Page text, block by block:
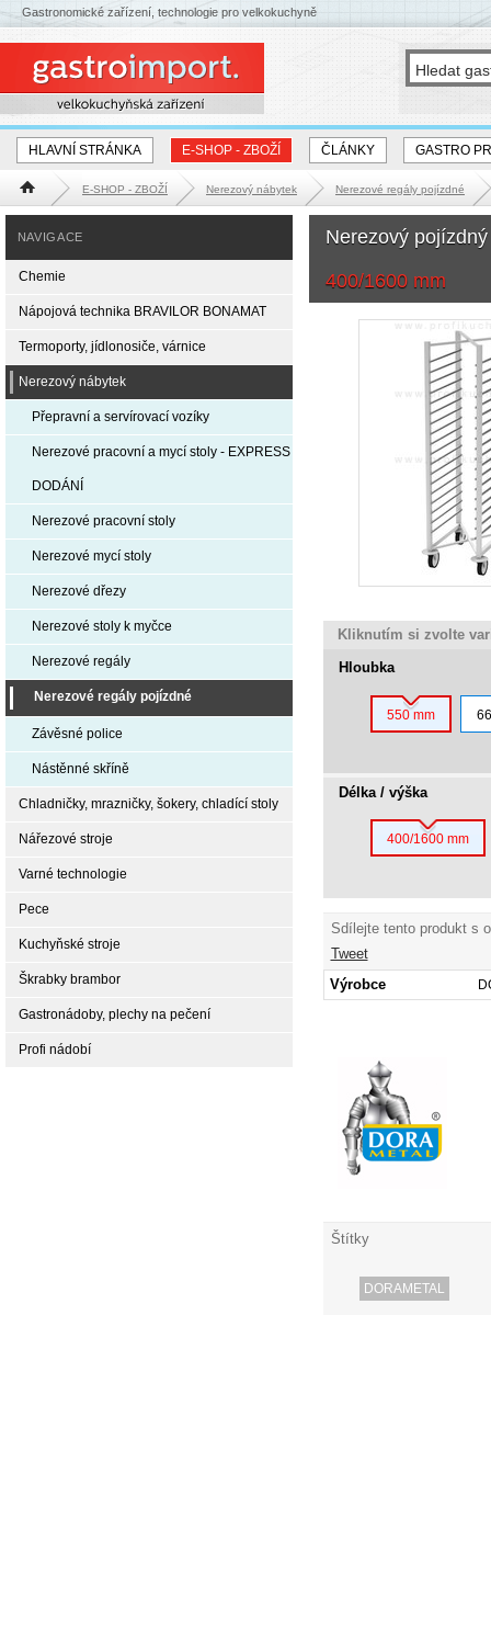
HLAVNÍ STRÁNKA E-SHOP - ZBOŽÍ ČLÁNKY GASTRO
Hlavní stránka E-SHOP - ZBOŽÍ Nerezový nábytek Nerezové regály pojízdné
Nerezový
400/1600 mm
Kliknutím si zvolte
Hloubka
550 mm
Délka / výška
400/1600 mm
Sdílejte tento produkt s
Tweet
Výrobce
Štítky
DORAMETAL
NAVIGACE
Chemie
Nápojová technika BRAVILOR BONAMAT
Termoporty, jídlonosiče, várnice
Nerezový nábytek
Přepravní a servírovací vozíky
Nerezové pracovní a mycí stoly - EXPRESS
DODÁNÍ
Nerezové pracovní stoly
Nerezové mycí stoly
Nerezové dřezy
Nerezové stoly k myčce
Nerezové regály
Nerezové regály pojízdné
Závěsné police
Nástěnné skříně
Chladničky, mrazničky, šokery, chladící stoly
Nářezové stroje
Varné technologie
Pece
Kuchyňské stroje
Škrabky brambor
Gastronádoby, plechy na pečení
Profi nádobí
Gastronomické zařízení, technologie pro velkokuchyně